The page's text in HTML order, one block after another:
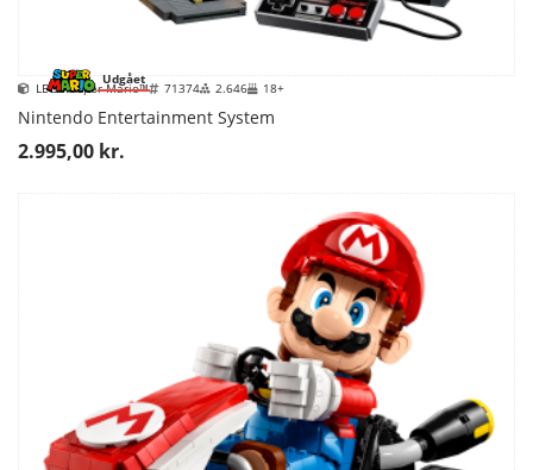
Udgået
LEGO Super Mario™ 71374 2.646 18+
Nintendo Entertainment System
2.995,00 kr.